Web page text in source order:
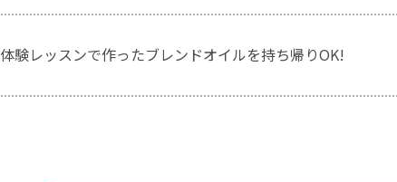
体験レッスンで作ったブレンドオイルを持ち帰りOK!